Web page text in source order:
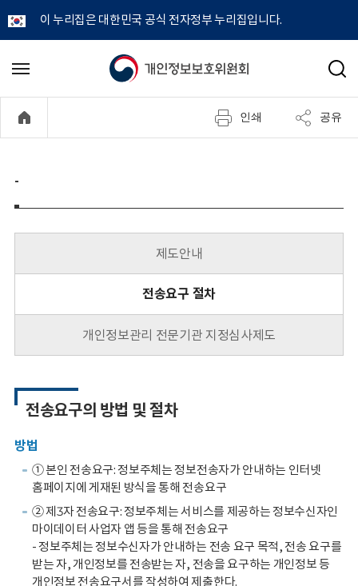
이 누리집은 대한민국 공식 전자정부 누리집입니다.
개
정
보
원
회
메
기
검
인쇄 공유
-
제도안내
전송요구 절차
개인정보관리 전문기관 지정심사제도
전송요구의 방법 및 절차
방법
① 본인 전송요구: 정보주체는 정보전송자가 안내하는 인터넷
홈페이지에 게재된 방식을 통해 전송요구
② 제3자 전송요구: 정보주체는 서비스를 제공하는 정보수신자인
마이데이터 사업자 앱 등을 통해 전송요구
- 정보주체는 정보수신자가 안내하는 전송 요구 목적, 전송 요구를
받는 자, 개인정보를 전송받는 자, 전송을 요구하는 개인정보 등
개인정보 전송요구서를 작성하여 제출한다.